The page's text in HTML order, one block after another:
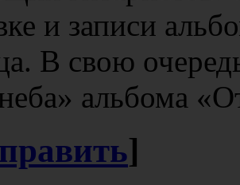
и записи
В свою
альбома
править]